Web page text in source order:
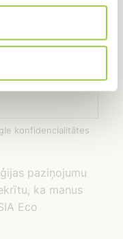
konfidencialitātes
paziņojumu
ka manus
Eco